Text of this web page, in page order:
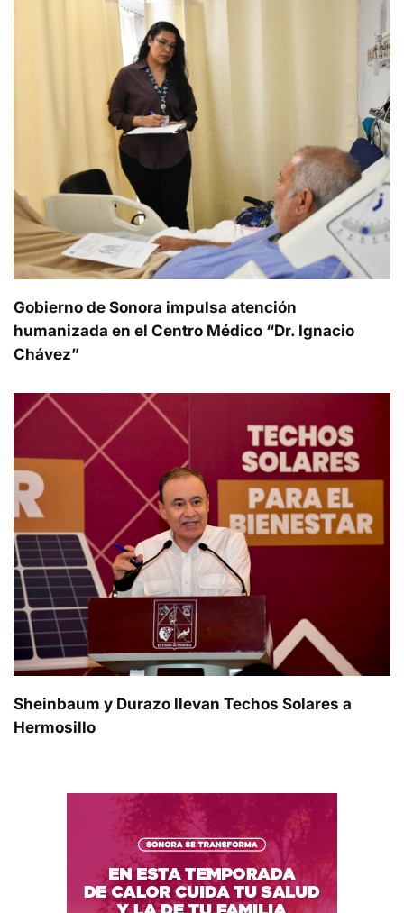
Gobierno de Sonora impulsa atención
humanizada en el Centro Médico “Dr. Ignacio
Chávez”
Sheinbaum y Durazo llevan Techos Solares a
Hermosillo